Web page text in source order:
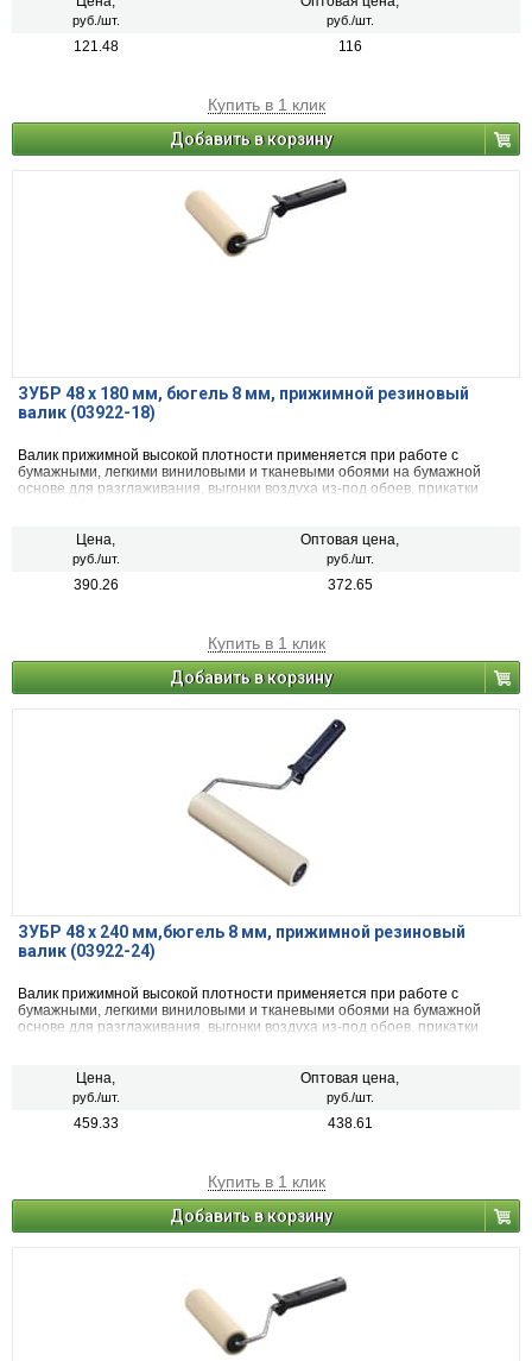
руб./шт. руб./шт.
121.48 116
Купить в 1 клик
Добавить в корзину
ЗУБР 48 x 180 мм, бюгель 8 мм, прижимной резиновый
валик (03922-18)
Валик прижимной высокой плотности применяется при работе с
бумажными, легкими виниловыми и тканевыми обоями на бумажной
основе для разглаживания, выгонки воздуха из-под обоев, прикатки
Цена,
руб./шт.
Оптовая цена,
руб./шт.
390.26 372.65
Купить в 1 клик
Добавить в корзину
ЗУБР 48 х 240 мм,бюгель 8 мм, прижимной резиновый
валик (03922-24)
Валик прижимной высокой плотности применяется при работе с
бумажными, легкими виниловыми и тканевыми обоями на бумажной
основе для разглаживания, выгонки воздуха из-под обоев, прикатки
Цена,
руб./шт.
Оптовая цена,
руб./шт.
459.33 438.61
Купить в 1 клик
Добавить в корзину